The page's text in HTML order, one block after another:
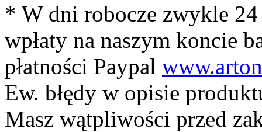
* W dni robocze zwykle
wpłaty na naszym koncie
płatności Paypal
Ew. błędy w opisie
Masz wątpliwości przed